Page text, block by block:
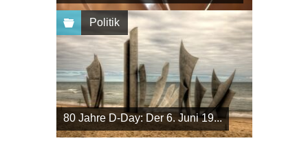
Politik
80 Jahre D-Day: Der 6. Juni 19...